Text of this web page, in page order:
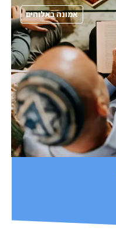
אמונה באלוהים